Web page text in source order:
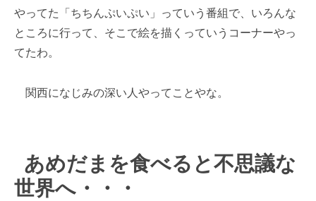
やってた「ちちんぷいぷい」っていう番組で、いろんな
ところに行って、そこで絵を描くっていうコーナーやっ
てたわ。
関西になじみの深い人やってことやな。
あめだまを食べると不思議な
世界へ・・・